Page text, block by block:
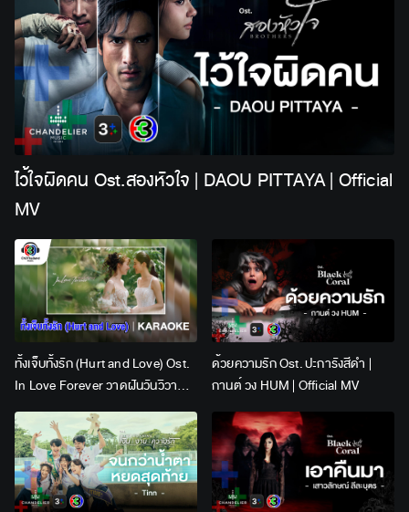
ไว้ใจผิดคน Ost.สองหัวใจ | DAOU PITTAYA | Official
MV
ทั้งเจ็บทั้งรัก (Hurt and Love) Ost.
In Love Forever วาดฝันวันวิวาห์ |
Lingling Kwong x Orm
Kornnaphat | Official Karaoke
ด้วยความรัก Ost. ปะการังสีดำ |
กานต์ วง HUM | Official MV